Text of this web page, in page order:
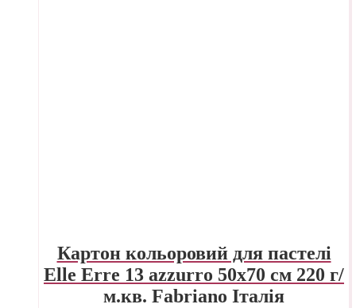
Картон кольоровий для пастелі
Elle Erre 13 azzurro 50х70 см 220 г/
м.кв. Fabriano Італія